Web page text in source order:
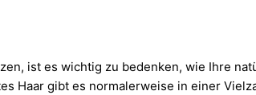
ist es wichtig zu bedenken, wie Ihre
Haar gibt es normalerweise in einer